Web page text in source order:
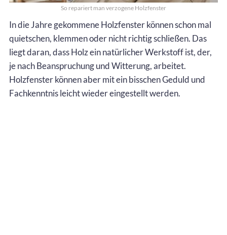
So repariert man verzogene Holzfenster
In die Jahre gekommene Holzfenster können schon mal
quietschen, klemmen oder nicht richtig schließen. Das
liegt daran, dass Holz ein natürlicher Werkstoff ist, der,
je nach Beanspruchung und Witterung, arbeitet.
Holzfenster können aber mit ein bisschen Geduld und
Fachkenntnis leicht wieder eingestellt werden.